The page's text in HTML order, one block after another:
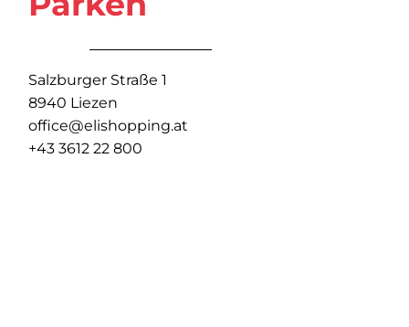
Salzburger Straße 1
8940 Liezen
office@elishopping.at
+43 3612 22 800